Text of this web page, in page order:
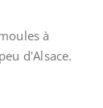
à
d'Alsace.